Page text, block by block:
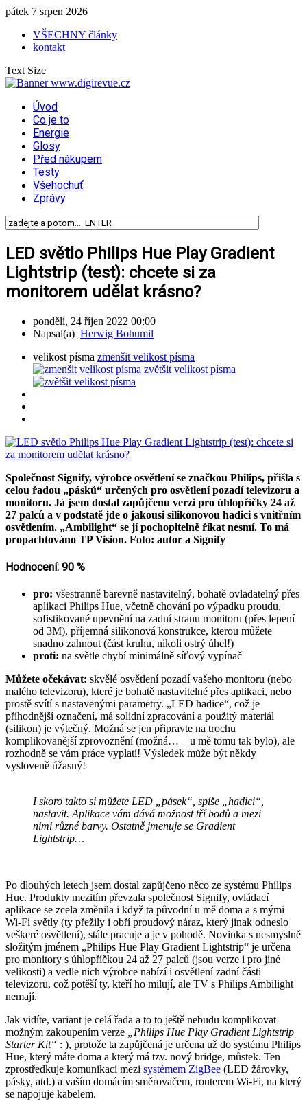
pátek 7 srpen 2026
VŠECHNY články
kontakt
Text Size
Úvod
Co je to
Energie
Glosy
Před nákupem
Testy
Všehochuť
Zprávy
LED světlo Philips Hue Play Gradient
Lightstrip (test): chcete si za
monitorem udělat krásno?
pondělí, 24 říjen 2022 00:00
Napsal(a) Herwig Bohumil
velikost písma zmenšit velikost písma
zvětšit velikost písma
Společnost Signify, výrobce osvětlení se značkou Philips, přišla s
celou řadou „pásků“ určených pro osvětlení pozadí televizoru a
monitoru. Já jsem dostal zapůjčenu verzi pro úhlopříčky 24 až
27 palců a v podstatě jde o jakousi silikonovou hadici s vnitřním
osvětlením. „Ambilight“ se jí pochopitelně říkat nesmí. To má
propachtováno TP Vision. Foto: autor a Signify
Hodnocení: 90 %
pro: všestranně barevně nastavitelný, bohatě ovladatelný přes
aplikaci Philips Hue, včetně chování po výpadku proudu,
sofistikované upevnění na zadní stranu monitoru (přes lepení
od 3M), příjemná silikonová konstrukce, kterou můžete
snadno zahnout (část kruhu, nikoli ostrý úhel!)
proti: na světle chybí minimálně síťový vypínač
Můžete očekávat: skvělé osvětlení pozadí vašeho monitoru (nebo
malého televizoru), které je bohatě nastavitelné přes aplikaci, nebo
prostě svítí s nastavenými parametry. „LED hadice“, což je
příhodnější označení, má solidní zpracování a použitý materiál
(silikon) je výtečný. Možná se jen připravte na trochu
komplikovanější zprovoznění (možná… – u mě tomu tak bylo), ale
rozhodně se vám práce vyplatí! Výsledek může být někdy
vysloveně úžasný!
I skoro takto si můžete LED „pásek“, spíše „hadici“,
nastavit. Aplikace vám dává možnost tří bodů a mezi
nimi různé barvy. Ostatně jmenuje se Gradient
Lightstrip…
Po dlouhých letech jsem dostal zapůjčeno něco ze systému Philips
Hue. Produkty mezitím převzala společnost Signify, ovládací
aplikace se zcela změnila i když ta původní u mě doma a s mými
Wi-Fi světly (ty přežily i obří proudový náraz, který jinak odneslo
veškeré osvětlení), stále pracuje a je v pohodě. Novinka s nesmyslně
složitým jménem „Philips Hue Play Gradient Lightstrip“ je určena
pro monitory s úhlopříčkou 24 až 27 palců (jsou verze i pro jiné
velikosti) a vedle nich výrobce nabízí i osvětlení zadní části
televizoru, což potěší ty, kteří ho milují, ale TV s Philips Ambilight
nemají.
Jak vidíte, variant je celá řada a to to ještě nebudu komplikovat
možným zakoupením verze
„Philips Hue Play Gradient Lightstrip
Starter Kit“ : ), protože ta zapůjčená je určena už do systému Philips
Hue, který máte doma a který má tzv. nový bridge, můstek. Ten
zprostředkuje komunikaci mezi systémem ZigBee (LED žárovky,
pásky, atd.) a vaším domácím směrovačem, routerem Wi-Fi, na který
se napojuje kabelem.